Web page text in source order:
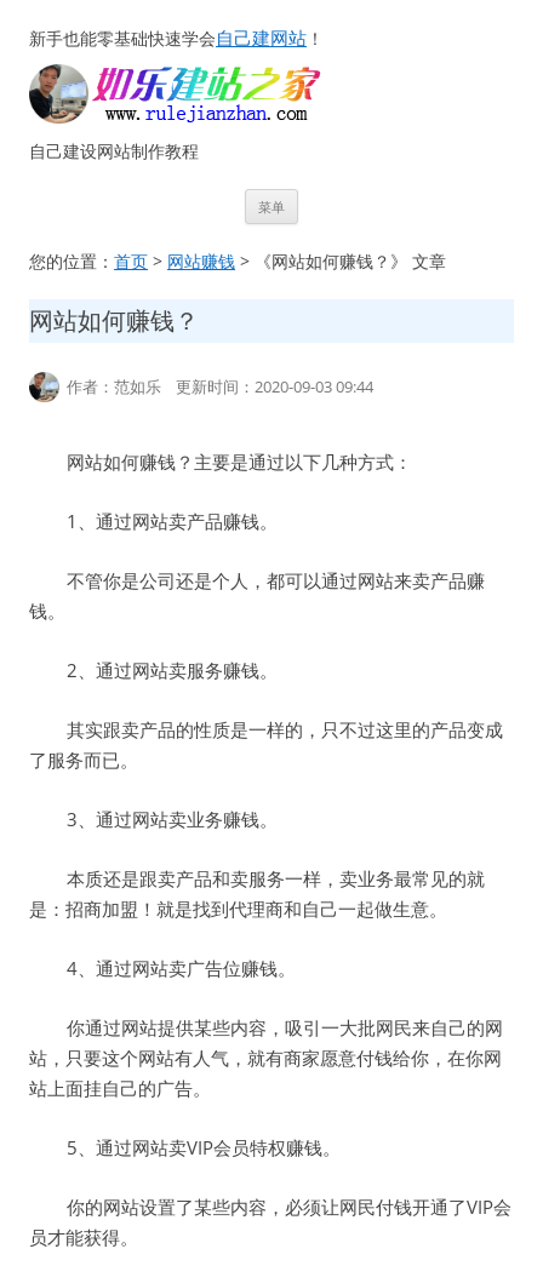
新手也能零基础快速学会自己建网站 ！
自己建设网站制作教程
菜单
文
您的位置： 首页 > 网站赚钱 > 《网站如何赚钱？》 文章
网站如何赚钱？
作者：范如乐 更新时间：2020-09-03 09:44
网站如何赚钱？主要是通过以下几种方式：
1、通过网站卖产品赚钱。
不管你是公司还是个人，都可以通过网站来卖产品赚
钱。
2、通过网站卖服务赚钱。
其实跟卖产品的性质是一样的，只不过这里的产品变成
了服务而已。
3、通过网站卖业务赚钱。
本质还是跟卖产品和卖服务一样，卖业务最常见的就
是：招商加盟！就是找到代理商和自己一起做生意。
4、通过网站卖广告位赚钱。
你通过网站提供某些内容，吸引一大批网民来自己的网
站，只要这个网站有人气，就有商家愿意付钱给你，在你网
站上面挂自己的广告。
5、通过网站卖VIP会员特权赚钱。
你的网站设置了某些内容，必须让网民付钱开通了VIP会
员才能获得。